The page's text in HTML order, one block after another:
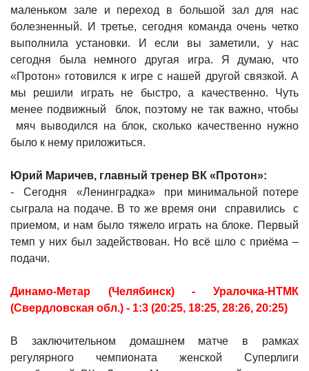
маленьком зале и переход в большой зал для нас
болезненный. И третье, сегодня команда очень четко
выполнила установки. И если вы заметили, у нас
сегодня была немного другая игра. Я думаю, что
«Протон» готовился к игре с нашей другой связкой. А
мы решили играть не быстро, а качественно. Чуть
менее подвижный блок, поэтому не так важно, чтобы
мяч выводился на блок, сколько качественно нужно
было к нему приложиться.
Юрий Маричев, главный тренер ВК «Протон»:
- Сегодня «Ленинградка» при минимальной потере
сыграла на подаче. В то же время они справились с
приемом, и нам было тяжело играть на блоке. Первый
темп у них был задействован. Но всё шло с приёма –
подачи.
Динамо-Метар (Челябинск) - Уралочка-НТМК
(Свердловская обл.) - 1:3 (20:25, 18:25, 28:26, 20:25)
В заключительном домашнем матче в рамках
регулярного чемпионата женской Суперлиги